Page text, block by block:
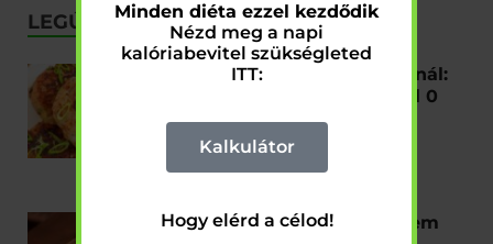
LEGÚJABB
Ezt rontod el a fogyókúránál:
A titkos összetevő, amitől 0
gramm szénhidráttal is
szaftos marad a hús!
2025.12.23
Diétás halászlé recept: nem
Minden diéta ezzel kezdődik
Nézd meg a napi
kalóriabevitel szükségleted
ITT:
Kalkulátor
Hogy elérd a célod!